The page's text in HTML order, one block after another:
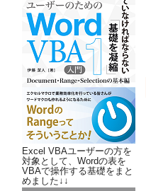
Excel VBAユーザーの方を
対象として、Wordの表を
VBAで操作する基礎をまと
めました↓↓